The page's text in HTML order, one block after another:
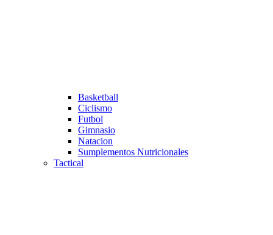
Basketball
Ciclismo
Futbol
Gimnasio
Natacion
Sumplementos Nutricionales
Tactical